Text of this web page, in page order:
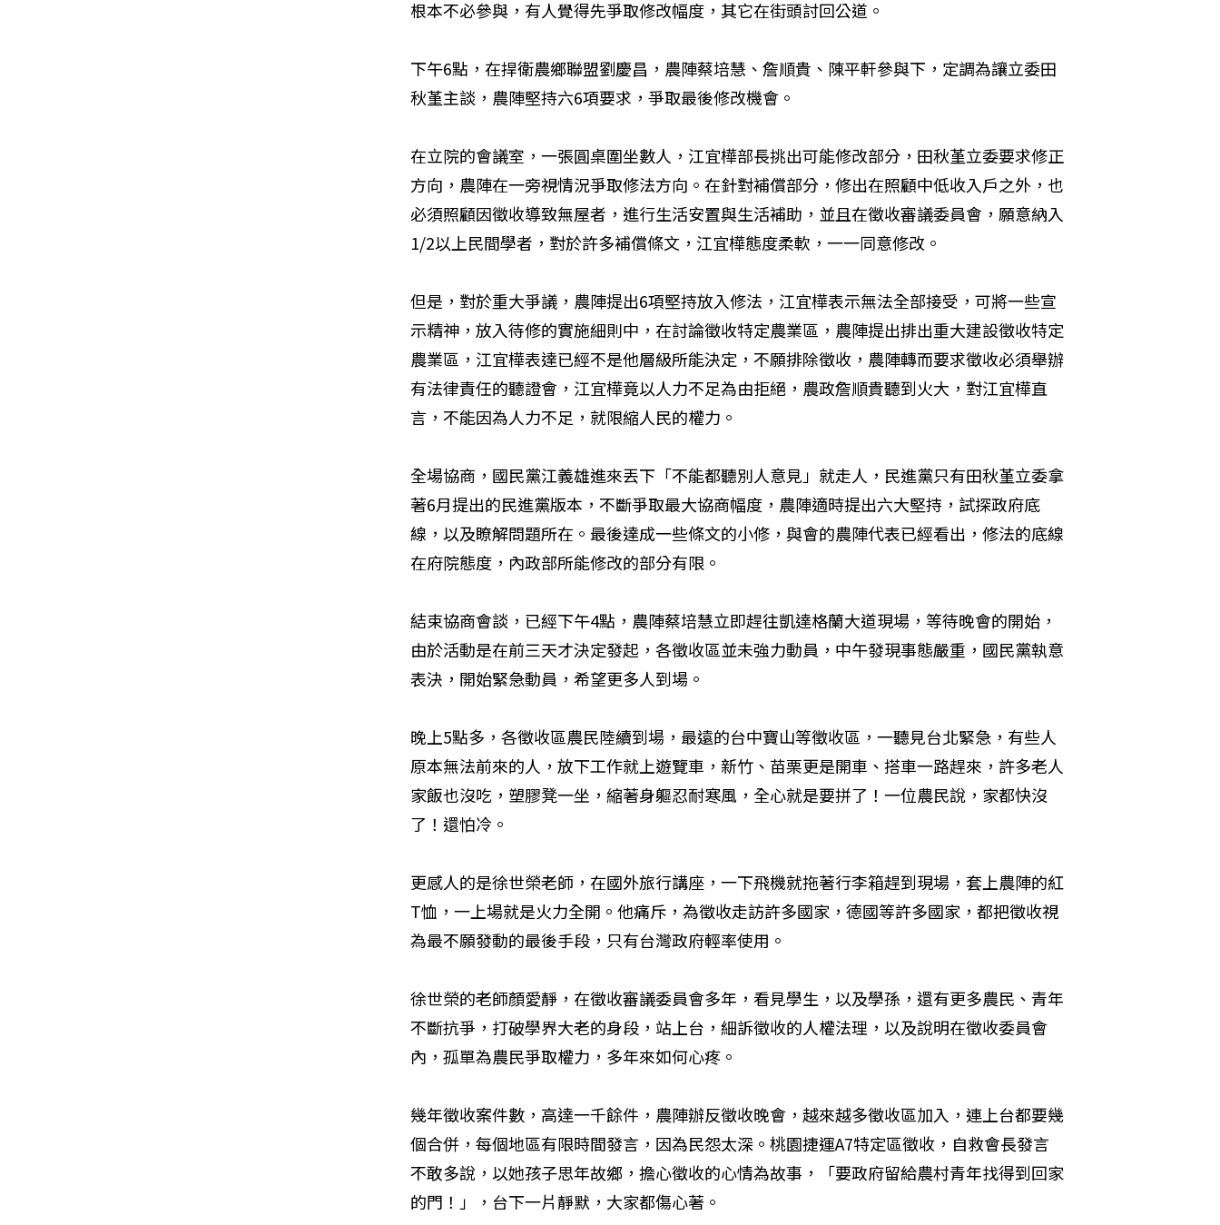
根本不必參與，有人覺得先爭取修改幅度，其它在街頭討回公道。
下午6點，在捍衛農鄉聯盟劉慶昌，農陣蔡培慧、詹順貴、陳平軒參與下，定調為讓立委田
秋堇主談，農陣堅持六6項要求，爭取最後修改機會。
在立院的會議室，一張圓桌圍坐數人，江宜樺部長挑出可能修改部分，田秋堇立委要求修正
方向，農陣在一旁視情況爭取修法方向。在針對補償部分，修出在照顧中低收入戶之外，也
必須照顧因徵收導致無屋者，進行生活安置與生活補助，並且在徵收審議委員會，願意納入
1/2以上民間學者，對於許多補償條文，江宜樺態度柔軟，一一同意修改。
但是，對於重大爭議，農陣提出6項堅持放入修法，江宜樺表示無法全部接受，可將一些宣
示精神，放入待修的實施細則中，在討論徵收特定農業區，農陣提出排出重大建設徵收特定
農業區，江宜樺表達已經不是他層級所能決定，不願排除徵收，農陣轉而要求徵收必須舉辦
有法律責任的聽證會，江宜樺竟以人力不足為由拒絕，農政詹順貴聽到火大，對江宜樺直
言，不能因為人力不足，就限縮人民的權力。
全場協商，國民黨江義雄進來丟下「不能都聽別人意見」就走人，民進黨只有田秋堇立委拿
著6月提出的民進黨版本，不斷爭取最大協商幅度，農陣適時提出六大堅持，試探政府底
線，以及瞭解問題所在。最後達成一些條文的小修，與會的農陣代表已經看出，修法的底線
在府院態度，內政部所能修改的部分有限。
結束協商會談，已經下午4點，農陣蔡培慧立即趕往凱達格蘭大道現場，等待晚會的開始，
由於活動是在前三天才決定發起，各徵收區並未強力動員，中午發現事態嚴重，國民黨執意
表決，開始緊急動員，希望更多人到場。
晚上5點多，各徵收區農民陸續到場，最遠的台中寶山等徵收區，一聽見台北緊急，有些人
原本無法前來的人，放下工作就上遊覽車，新竹、苗栗更是開車、搭車一路趕來，許多老人
家飯也沒吃，塑膠凳一坐，縮著身軀忍耐寒風，全心就是要拼了！一位農民說，家都快沒
了！還怕冷。
更感人的是徐世榮老師，在國外旅行講座，一下飛機就拖著行李箱趕到現場，套上農陣的紅
T恤，一上場就是火力全開。他痛斥，為徵收走訪許多國家，德國等許多國家，都把徵收視
為最不願發動的最後手段，只有台灣政府輕率使用。
徐世榮的老師顏愛靜，在徵收審議委員會多年，看見學生，以及學孫，還有更多農民、青年
不斷抗爭，打破學界大老的身段，站上台，細訴徵收的人權法理，以及說明在徵收委員會
內，孤單為農民爭取權力，多年來如何心疼。
幾年徵收案件數，高達一千餘件，農陣辦反徵收晚會，越來越多徵收區加入，連上台都要幾
個合併，每個地區有限時間發言，因為民怨太深。桃園捷運A7特定區徵收，自救會長發言
不敢多說，以她孩子思年故鄉，擔心徵收的心情為故事，「要政府留給農村青年找得到回家
的門！」，台下一片靜默，大家都傷心著。